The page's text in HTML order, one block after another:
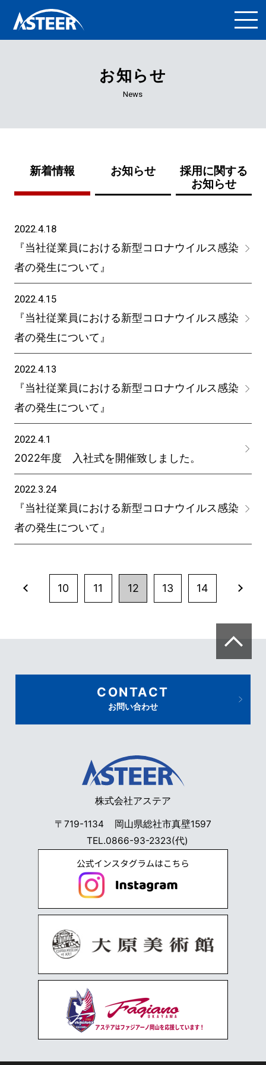
お知らせ
News
新着情報 お知らせ
採用に関する
お知らせ
2022.4.18
『当社従業員における新型コロナウイルス感染
者の発生について』
2022.4.15
『当社従業員における新型コロナウイルス感染
者の発生について』
2022.4.13
『当社従業員における新型コロナウイルス感染
者の発生について』
2022.4.1
2022年度 入社式を開催致しました。
2022.3.24
『当社従業員における新型コロナウイルス感染
者の発生について』
10 11 12 13 14
株式会社アステア
〒719-1134
岡山県総社市真壁1597
TEL.0866-93-2323(代)
CONTACT
お問い合わせ